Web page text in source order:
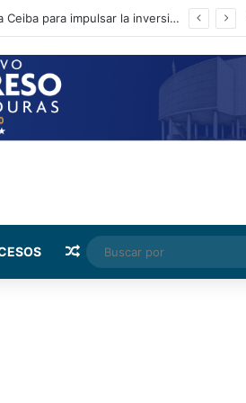
El presidente del CN y diputados sostienen encuentro con sectores productivos de La Ceiba para impulsar la inversión
Random Article